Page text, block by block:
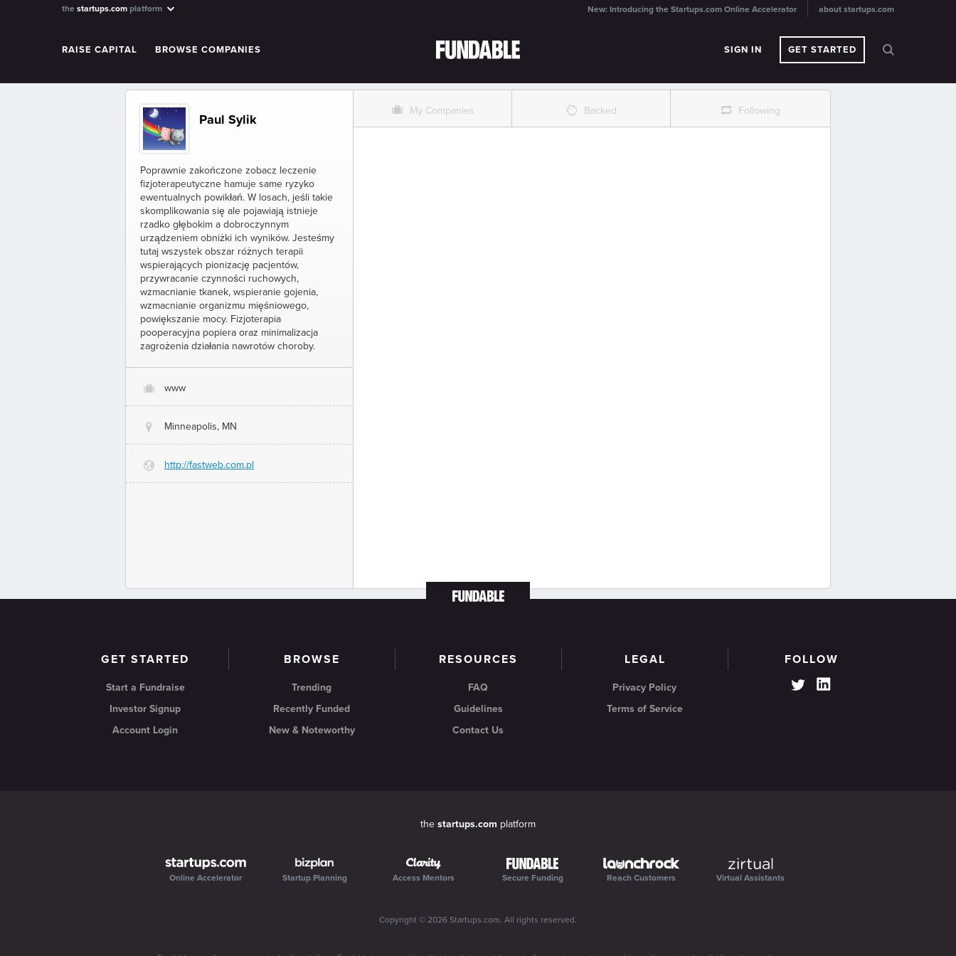
the startups.com platform about startups.com
New: Introducing the Startups.com Online Accelerator
RAISE CAPITAL BROWSE COMPANIES SIGN IN GET STARTED
Paul Sylik
Poprawnie zakończone zobacz leczenie
fizjoterapeutyczne hamuje same ryzyko
ewentualnych powikłań. W losach, jeśli takie
skomplikowania się ale pojawiają istnieje
rzadko głębokim a dobroczynnym
urządzeniem obniżki ich wyników. Jesteśmy
tutaj wszystek obszar różnych terapii
wspierających pionizację pacjentów,
przywracanie czynności ruchowych,
wzmacnianie tkanek, wspieranie gojenia,
wzmacnianie organizmu mięśniowego,
powiększanie mocy. Fizjoterapia
pooperacyjna popiera oraz minimalizacja
zagrożenia działania nawrotów choroby.
O www
@ Minneapolis, MN
G http://fastweb.com.pl
O My Companies % Backed r Following
GET STARTED
Start a Fundraise
Investor Signup
Account Login
BROWSE
Trending
Recently Funded
New & Noteworthy
RESOURCES
FAQ
Guidelines
Contact Us
LEGAL
Privacy Policy
Terms of Service
FOLLOW
the startups.com platform
Online Accelerator Startup Planning Access Mentors Secure Funding Reach Customers Virtual Assistants
Copyright © 2026 Startups.com. All rights reserved.